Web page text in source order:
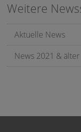
Weitere
Aktuelle News
News 2021 & älter